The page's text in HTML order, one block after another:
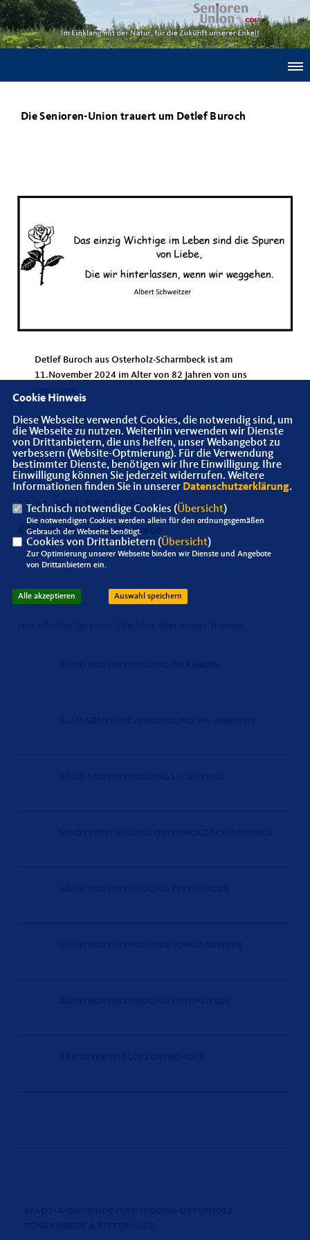
Die Senioren-Union trauert um Detlef Buroch
Detlef Buroch aus Osterholz-Scharmbeck ist am
11.November 2024 im Alter von 82 Jahren von uns
Die Senioren-Union hat einen lieben Freund verloren, wir
werden Ihn in liebevoller Erinnerung behalten.
Unser Mitgefühl gilt seinen Angehörigen.
17.11.2024, 08:53 Uhr
Bild und Text : Eugen Klebs
Unsere Themen
Cookie Hinweis
Diese Webseite verwendet Cookies, die notwendig sind, um
die Webseite zu nutzen. Weiterhin verwenden wir Dienste
von Drittanbietern, die uns helfen, unser Webangebot zu
verbessern (Website-Optmierung). Für die Verwendung
bestimmter Dienste, benötigen wir Ihre Einwilligung. Ihre
Einwilligung können Sie jederzeit widerrufen. Weitere
Informationen finden Sie in unserer Datenschutzerklärung.
Technisch notwendige Cookies (Übersicht)
Die notwendigen Cookies werden allein für den ordnungsgemäßen
Gebrauch der Webseite benötigt.
Cookies von Drittanbietern (Übersicht)
Zur Optimierung unserer Webseite binden wir Dienste und Angebote
von Drittanbietern ein.
Alle akzeptieren Auswahl speichern